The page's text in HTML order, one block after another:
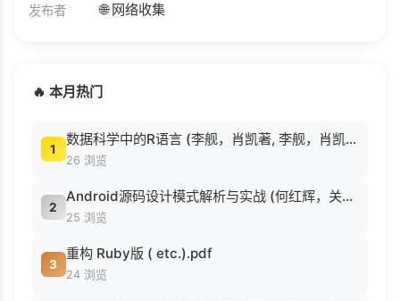
发布者 🌐 网络收集
🔥 本月热门
1
数据科学中的R语言 (李舰，肖凯著, 李舰，肖凯著；吴喜之审校, Pdg2Pic).pdf
26 浏览
2
Android源码设计模式解析与实战 (何红辉，关爱民著, 何红辉, 关爱民著, 何红辉, 关爱民).pdf
25 浏览
3
重构 Ruby版 ( etc.).pdf
24 浏览